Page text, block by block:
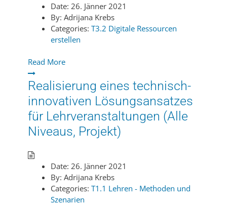
Date: 26. Jänner 2021
By: Adrijana Krebs
Categories: T3.2 Digitale Ressourcen
erstellen
Read More
Realisierung eines technisch-
innovativen Lösungsansatzes
für Lehrveranstaltungen (Alle
Niveaus, Projekt)
Date: 26. Jänner 2021
By: Adrijana Krebs
Categories: T1.1 Lehren - Methoden und
Szenarien